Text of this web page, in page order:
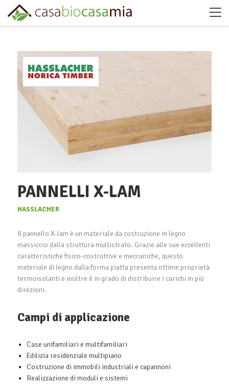
PANNELLI X-LAM
HASSLACHER
Il pannello X-lam è un materiale da costruzione in legno
massiccio dalla struttura multistrato. Grazie alle sue eccellenti
caratteristiche fisico-costruttive e meccaniche, questo
materiale di legno dalla forma piatta presenta ottime proprietà
termoisolanti e inoltre è in grado di distribuire i carichi in più
direzioni.
Campi di applicazione
Case unifamiliari e multifamiliari
Edilizia residenziale multipiano
Costruzione di immobili industriali e capannoni
Realizzazione di moduli e sistemi